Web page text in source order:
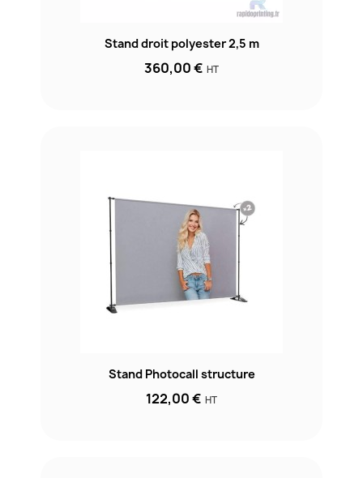
Stand droit polyester 2,5 m
360,00 € HT
Stand Photocall structure
122,00 € HT